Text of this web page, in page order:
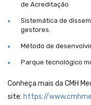
de Acreditação
Sistemática de
gestores.
Método de
Parque tecnológico
Conheça mais da CMH
site: https://